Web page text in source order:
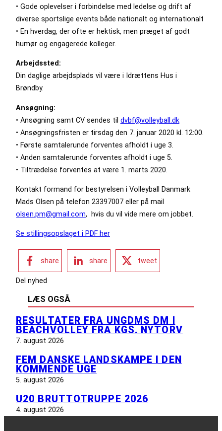
• Gode oplevelser i forbindelse med ledelse og drift af
diverse sportslige events både nationalt og internationalt
• En hverdag, der ofte er hektisk, men præget af godt
humør og engagerede kolleger.
Arbejdssted:
Din daglige arbejdsplads vil være i Idrættens Hus i
Brøndby.
Ansøgning:
• Ansøgning samt CV sendes til dvbf@volleyball.dk
• Ansøgningsfristen er tirsdag den 7. januar 2020 kl. 12:00.
• Første samtalerunde forventes afholdt i uge 3.
• Anden samtalerunde forventes afholdt i uge 5.
• Tiltrædelse forventes at være 1. marts 2020.
Kontakt formand for bestyrelsen i Volleyball Danmark
Mads Olsen på telefon 23397007 eller på mail
olsen.pm@gmail.com, hvis du vil vide mere om jobbet.
Se stillingsopslaget i PDF her
share share tweet
Del nyhed
LÆS OGSÅ
RESULTATER FRA UNGDMS DM I
BEACHVOLLEY FRA KGS. NYTORV
7. august 2026
FEM DANSKE LANDSKAMPE I DEN
KOMMENDE UGE
5. august 2026
U20 BRUTTOTRUPPE 2026
4. august 2026